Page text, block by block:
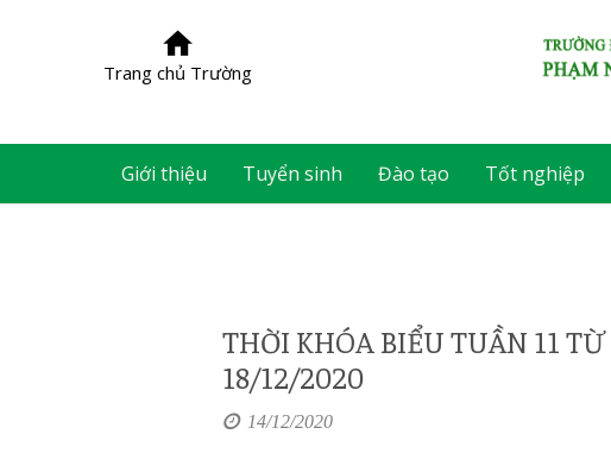
Trang chủ Trường
Giới thiệu Tuyển sinh Đào tạo Tốt nghiệp
THỜI KHÓA BIỂU TUẦN 11
18/12/2020
14/12/2020